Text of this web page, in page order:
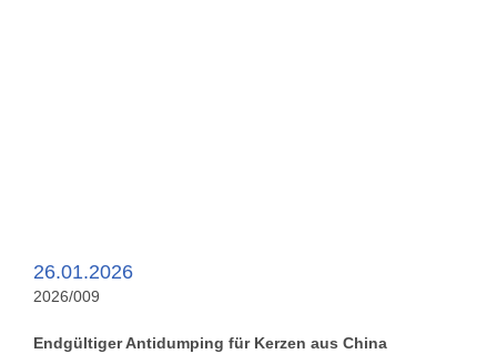
26.01.2026
2026/009
Endgültiger Antidumping für Kerzen aus China